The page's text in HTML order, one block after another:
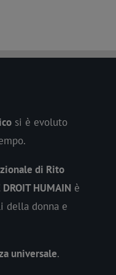
si è evoluto
di Rito
HUMAIN è
della donna e
universale.